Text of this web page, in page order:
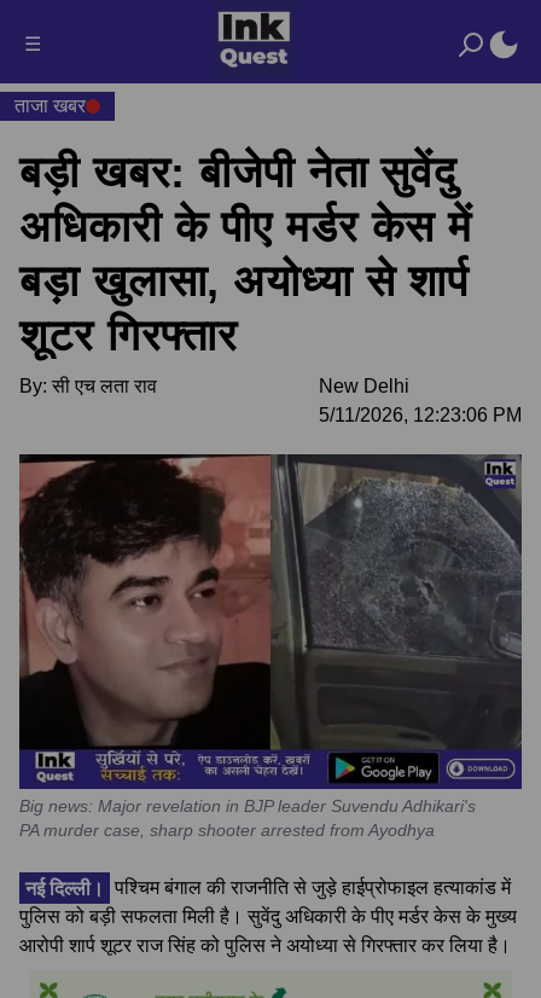
☰
ताजा खबर
बड़ी खबर: बीजेपी नेता सुवेंदु
अधिकारी के पीए मर्डर केस में
बड़ा खुलासा, अयोध्या से शार्प
शूटर गिरफ्तार
By: सी एच लता राव
New Delhi
5/11/2026, 12:23:06 PM
Big news: Major revelation in BJP leader Suvendu Adhikari's
PA murder case, sharp shooter arrested from Ayodhya
नई दिल्ली।
पश्चिम बंगाल की राजनीति से जुड़े हाईप्रोफाइल हत्याकांड में
पुलिस को बड़ी सफलता मिली है। सुवेंदु अधिकारी के पीए मर्डर केस के मुख्य
आरोपी शार्प शूटर राज सिंह को पुलिस ने अयोध्या से गिरफ्तार कर लिया है।